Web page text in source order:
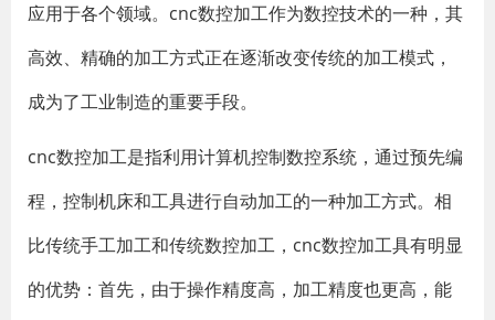
应用于各个领域。cnc数控加工作为数控技术的一种，其
高效、精确的加工方式正在逐渐改变传统的加工模式，
成为了工业制造的重要手段。
cnc数控加工是指利用计算机控制数控系统，通过预先编
程，控制机床和工具进行自动加工的一种加工方式。相
比传统手工加工和传统数控加工，cnc数控加工具有明显
的优势：首先，由于操作精度高，加工精度也更高，能